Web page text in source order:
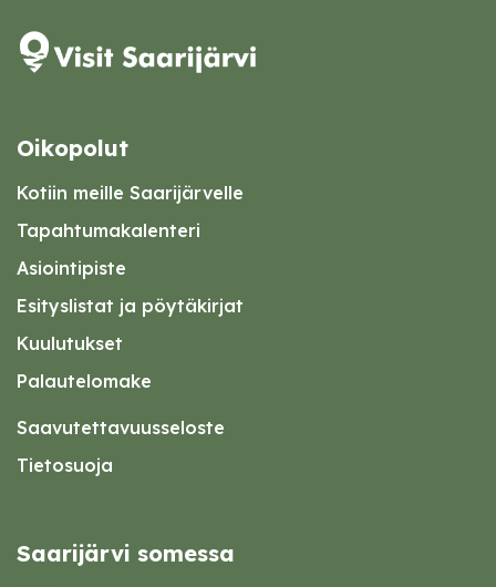
Oikopolut
Kotiin meille Saarijärvelle
Tapahtumakalenteri
Asiointipiste
Esityslistat ja pöytäkirjat
Kuulutukset
Palautelomake
Saavutettavuusseloste
Tietosuoja
Saarijärvi somessa